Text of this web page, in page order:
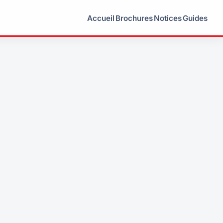
Accueil BrochuresNoticesGuides